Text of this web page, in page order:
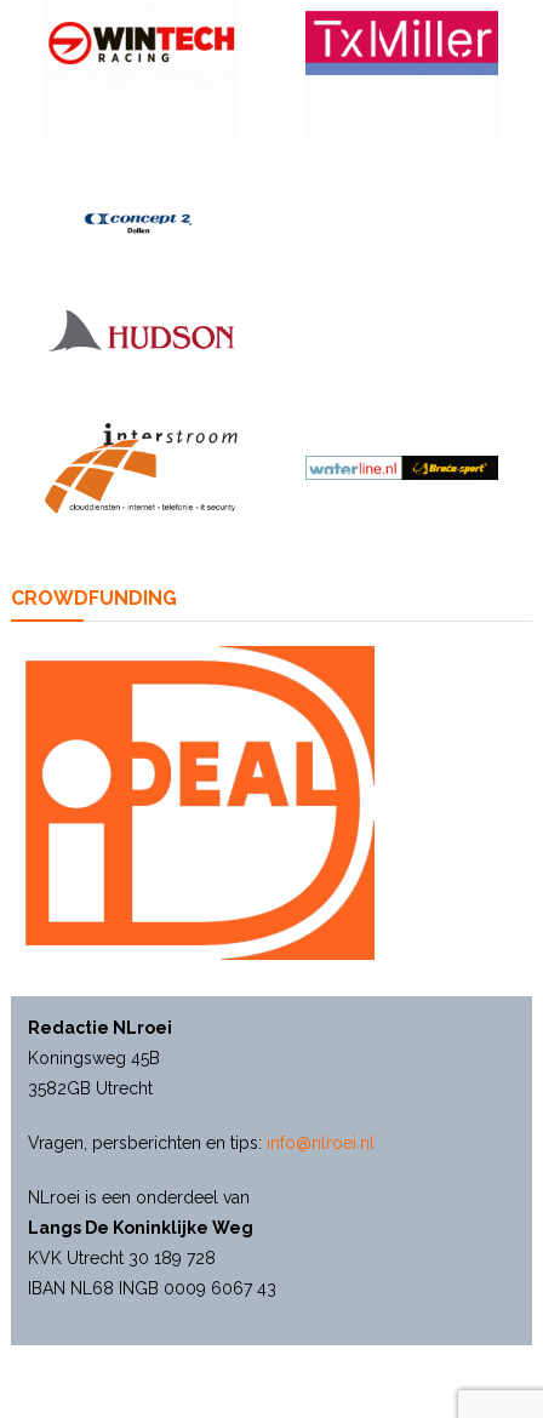
CROWDFUNDING
Redactie NLroei
Koningsweg 45B
3582GB Utrecht
Vragen, persberichten en tips: info@nlroei.nl
NLroei is een onderdeel van
Langs De Koninklijke Weg
KVK Utrecht 30 189 728
IBAN NL68 INGB 0009 6067 43